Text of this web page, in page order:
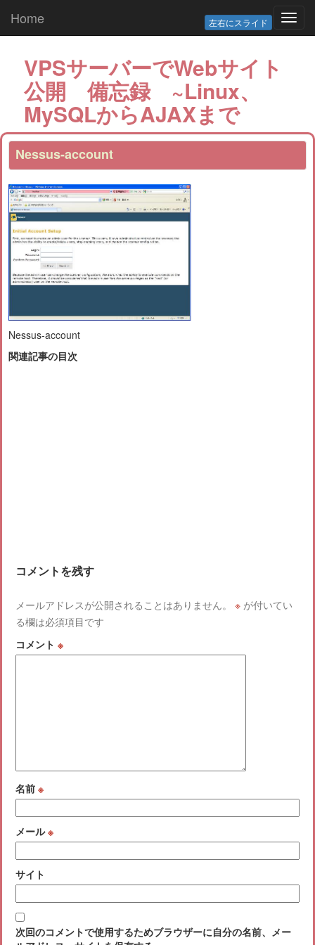
Home 左右にスライド
VPSサーバーでWebサイト
公開 備忘録 ~Linux、
MySQLからAJAXまで
Nessus-account
Nessus-account
関連記事の目次
コメントを残す
メールアドレスが公開されることはありません。 ※ が付いてい
る欄は必須項目です
コメント ※
名前 ※
メール※
サイト
次回のコメントで使用するためブラウザーに自分の名前、メー